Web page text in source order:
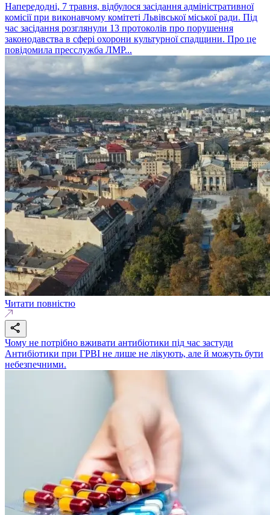
Напередодні, 7 травня, відбулося засідання адміністративної
комісії при виконавчому комітеті Львівської міської ради. Під
час засідання розглянули 13 протоколів про порушення
законодавства в сфері охорони культурної спадщини. Про це
повідомила пресслужба ЛМР...
Читати повністю
Чому не потрібно вживати антибіотики під час застуди
Антибіотики при ГРВІ не лише не лікують, але й можуть бути
небезпечними.